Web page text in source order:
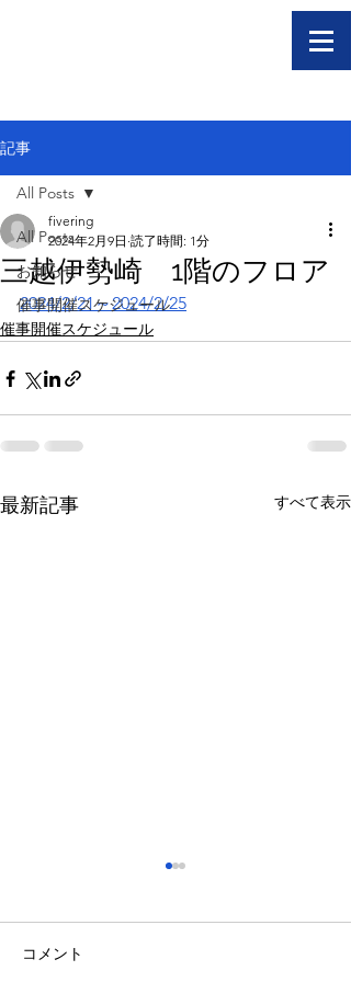
記事
All Posts
お知らせ
催事開催スケジュール
All Posts
三越伊勢崎 1階のフロア
fivering
2024年2月9日 読了時間: 1分
2024/2/21～2024/2/25
催事開催スケジュール
最新記事 すべて表示
2026/08/27～2026/09/02
コメント